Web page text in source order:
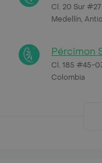
Cl. 20 Sur #27
Medellín,
Pércimon
Cl. 185 #45-
Colombia